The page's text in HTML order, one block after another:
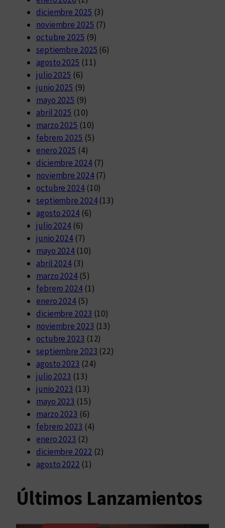
diciembre 2025 (3)
noviembre 2025 (7)
octubre 2025 (9)
septiembre 2025 (6)
agosto 2025 (11)
julio 2025 (6)
junio 2025 (9)
mayo 2025 (9)
abril 2025 (10)
marzo 2025 (10)
febrero 2025 (5)
enero 2025 (4)
diciembre 2024(7)
noviembre 2024(7)
octubre 2024(10)
septiembre 2024(13)
agosto 2024(6)
julio 2024 (6)
junio 2024 (7)
mayo 2024 (10)
abril 2024 (3)
marzo 2024 (5)
febrero 2024(1)
enero 2024 (5)
diciembre 2023 (10)
noviembre 2023 (13)
octubre 2023 (12)
septiembre 2023 (22)
agosto 2023 (24)
julio 2023 (13)
junio 2023 (13)
mayo 2023 (15)
marzo 2023 (6)
febrero 2023 (4)
enero 2023 (2)
diciembre 2022 (2)
agosto 2022 (1)
Últimos Lanzamientos